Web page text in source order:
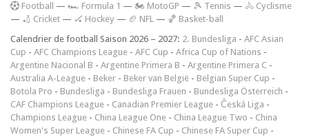
Football — 🏎️ Formula 1 — 🏍 MotoGP — 🎾 Tennis — 🚴 Cyclisme
— 🏏 Cricket — 🏑 Hockey — 🏈 NFL — 🏀 Basket-ball
Calendrier de football Saison 2026 – 2027: 2. Bundesliga - AFC Asian
Cup - AFC Champions League - AFC Cup - Africa Cup of Nations -
Argentine Nacional B - Argentine Primera B - Argentine Primera C -
Australia A-League - Beker - Beker van België - Belgian Super Cup -
Botola Pro - Bundesliga - Bundesliga Frauen - Bundesliga Österreich -
CAF Champions League - Canadian Premier League - Česká Liga -
Champions League - China League One - China League Two - China
Women's Super League - Chinese FA Cup - Chinese FA Super Cup -